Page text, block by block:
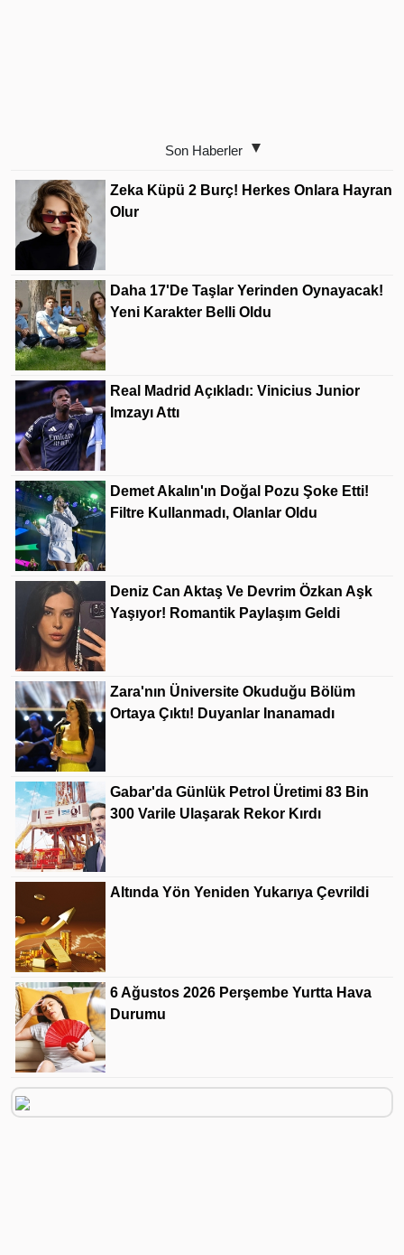
Son Haberler
Zeka Küpü 2 Burç! Herkes Onlara Hayran
Olur
Daha 17'de Taşlar Yerinden Oynayacak!
Yeni Karakter Belli Oldu
Real Madrid Açıkladı: Vinicius Junior
Imzayı Attı
Demet Akalın'ın Doğal Pozu Şoke Etti!
Filtre Kullanmadı, Olanlar Oldu
Deniz Can Aktaş Ve Devrim Özkan Aşk
Yaşıyor! Romantik Paylaşım Geldi
Zara'nın Üniversite Okuduğu Bölüm
Ortaya Çıktı! Duyanlar Inanamadı
Gabar'da Günlük Petrol Üretimi 83 Bin
300 Varile Ulaşarak Rekor Kırdı
Altında Yön Yeniden Yukarıya Çevrildi
6 Ağustos 2026 Perşembe Yurtta Hava
Durumu